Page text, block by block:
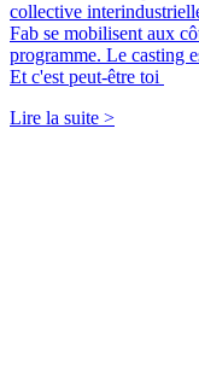
collective
Fab se mobilisent aux
programme. Le casting
Et c'est peut-être toi
Lire la suite >